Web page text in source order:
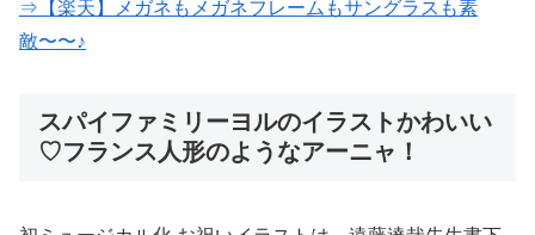
⇒【楽天】メガネもメガネフレームもサングラスも素
敵〜〜♪
スパイファミリーヨルのイラストかわいい
♡フランス人形のようなアーニャ！